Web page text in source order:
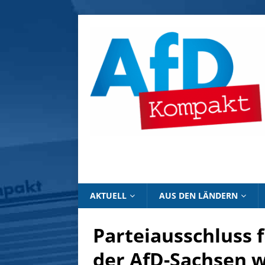
AKTUELL AUS DEN LÄNDERN
Parteiausschluss
der AfD-Sachsen